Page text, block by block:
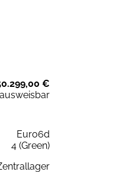
€
ausweisbar
Euro6d
4 (Green)